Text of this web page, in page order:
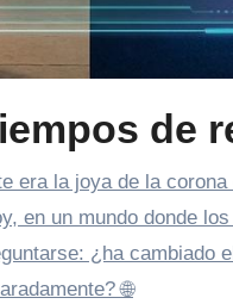
de
en un mundo donde
¿ha cambiado
🌐